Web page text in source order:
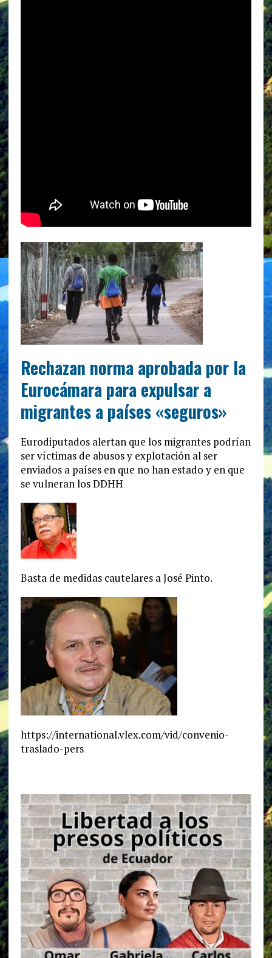
Rechazan norma aprobada por la
Eurocámara para expulsar a
migrantes a países «seguros»
Eurodiputados alertan que los migrantes podrían
ser víctimas de abusos y explotación al ser
enviados a países en que no han estado y en que
se vulneran los DDHH
Basta de medidas cautelares a José Pinto.
https://international.vlex.com/vid/convenio-
traslado-pers